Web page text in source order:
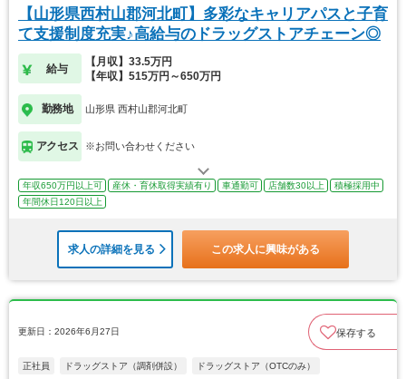
【山形県西村山郡河北町】多彩なキャリアパスと子育
て支援制度充実♪高給与のドラッグストアチェーン◎
給与
【月収】33.5万円
【年収】515万円～650万円
勤務地 山形県 西村山郡河北町
アクセス ※お問い合わせください
年収650万円以上可 産休・育休取得実績有り 車通勤可 店舗数30以上
積極採用中
年間休日120日以上
求人の詳細を見る この求人に興味がある
更新日：2026年6月27日 保存する
正社員 ドラッグストア（調剤併設） ドラッグストア（OTCのみ）